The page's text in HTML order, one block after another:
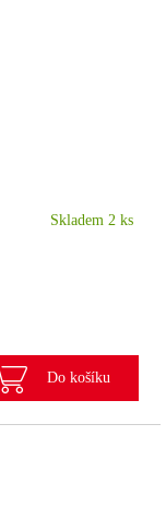
Skladem 2 ks
Do košíku